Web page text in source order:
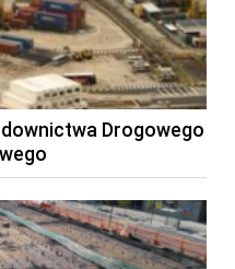
Drogowego